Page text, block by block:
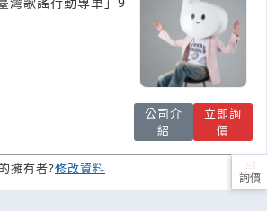
公司介
紹
立即詢
價
擁有者?修改資料
詢價